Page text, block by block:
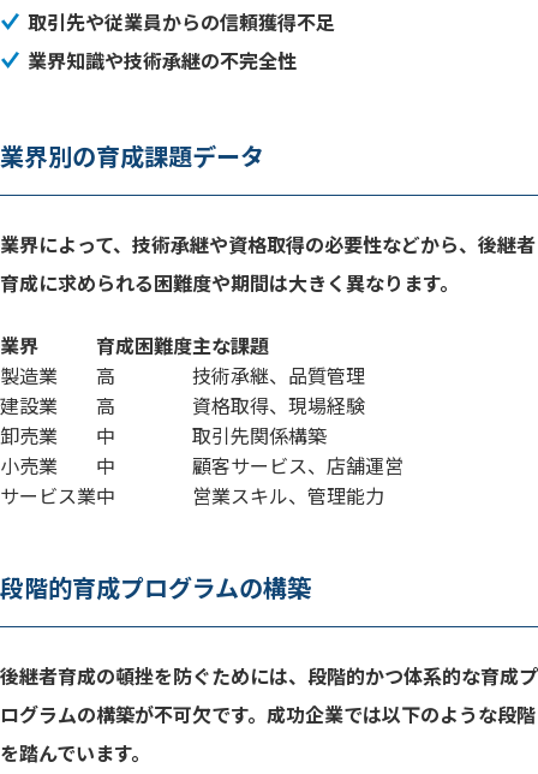
取引先や従業員からの信頼獲得不足
業界知識や技術承継の不完全性
業界別の育成課題データ
業界によって、技術承継や資格取得の必要性などから、後継者
育成に求められる困難度や期間は大きく異なります。
業界 育成困難度主な課題
製造業
高
技術承継、品質管理
建設業
高
資格取得、現場経験
卸売業
中
取引先関係構築
小売業
中
顧客サービス、店舗運営
サービス業中 営業スキル、管理能力
段階的育成プログラムの構築
後継者育成の頓挫を防ぐためには、段階的かつ体系的な育成プ
ログラムの構築が不可欠です。成功企業では以下のような段階
を踏んでいます。